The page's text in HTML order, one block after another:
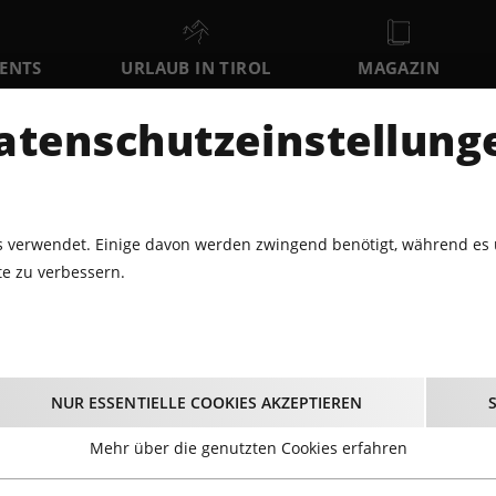
URLAUB IN TIROL MAGAZIN
MO DI MI 13
·
und auf Tirols Weihnachtsmärkten steigt die
heißen Glühwein und lasst euch von kulinarischen
verwendet. Einige davon werden zwingend benötigt, während
zu verbessern.
NUR ESSENTIELLE COOKIES AKZEPTIEREN
Mehr über die genutzten Cookies erfahren